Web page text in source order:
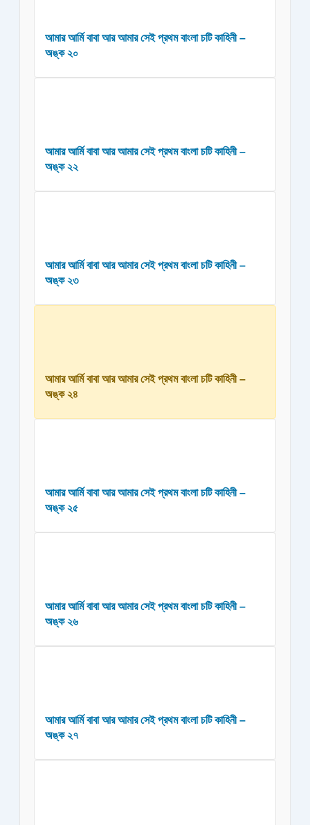
আমার আর্মি বাবা আর আমার সেই প্রথম বাংলা চটি কাহিনী –
অঙ্ক ২০
আমার আর্মি বাবা আর আমার সেই প্রথম বাংলা চটি কাহিনী –
অঙ্ক ২২
আমার আর্মি বাবা আর আমার সেই প্রথম বাংলা চটি কাহিনী –
অঙ্ক ২৩
আমার আর্মি বাবা আর আমার সেই প্রথম বাংলা চটি কাহিনী –
অঙ্ক ২৪
আমার আর্মি বাবা আর আমার সেই প্রথম বাংলা চটি কাহিনী –
অঙ্ক ২৫
আমার আর্মি বাবা আর আমার সেই প্রথম বাংলা চটি কাহিনী –
অঙ্ক ২৬
আমার আর্মি বাবা আর আমার সেই প্রথম বাংলা চটি কাহিনী –
অঙ্ক ২৭